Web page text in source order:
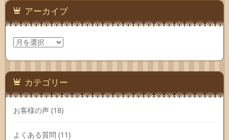
アーカイブ
ア
ー
カ
ブ カテゴリー
お客様の声 (18)
よくある質問 (11)